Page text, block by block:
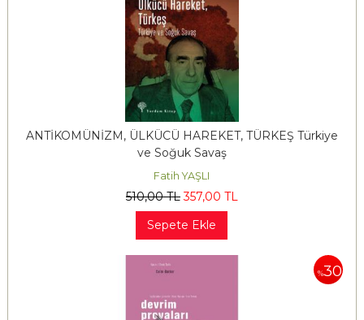
ANTİKOMÜNİZM, ÜLKÜCÜ HAREKET, TÜRKEŞ Türkiye
ve Soğuk Savaş
Fatih YAŞLI
510,00TL 357,00 TL
Sepete Ekle
%30